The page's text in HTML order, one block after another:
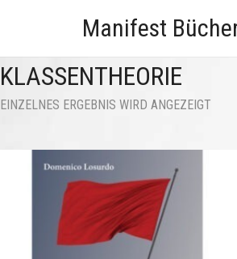
Manifest
KLASSENTHEORIE
EINZELNES ERGEBNIS WIRD ANGEZEIGT